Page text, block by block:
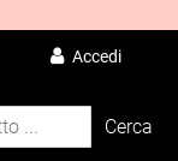
Accedi